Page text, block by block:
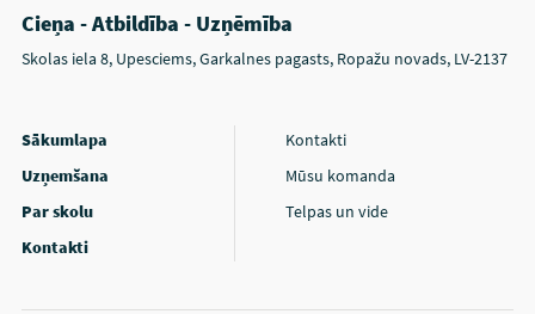
Cieņa - Atbildība - Uzņēmība
Skolas iela 8, Upesciems, Garkalnes pagasts, Ropažu novads, LV-2137
Sākumlapa
Uzņemšana
Par skolu
Kontakti
Kontakti
Mūsu komanda
Telpas un vide